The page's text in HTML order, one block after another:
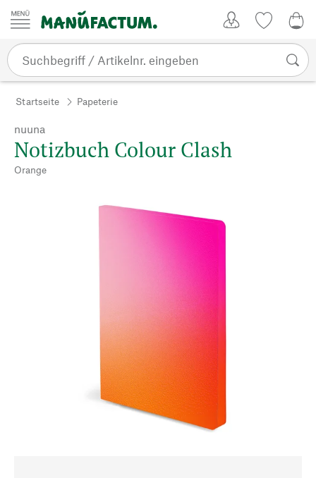
Zum Inhalt springen
Startseite Papeterie
nuuna
Notizbuch Colour Clash
Orange